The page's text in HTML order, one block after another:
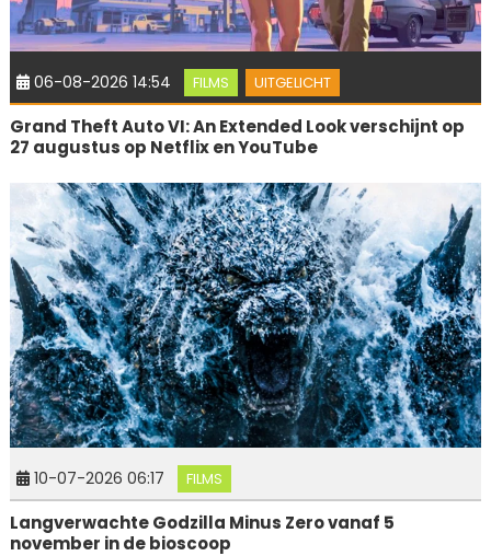
06-08-2026 14:54 FILMS UITGELICHT
Grand Theft Auto VI: An Extended Look verschijnt op
27 augustus op Netflix en YouTube
10-07-2026 06:17 FILMS
Langverwachte Godzilla Minus Zero vanaf 5
november in de bioscoop